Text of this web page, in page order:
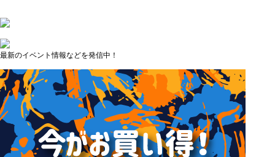
最新のイベント情報などを発信中！